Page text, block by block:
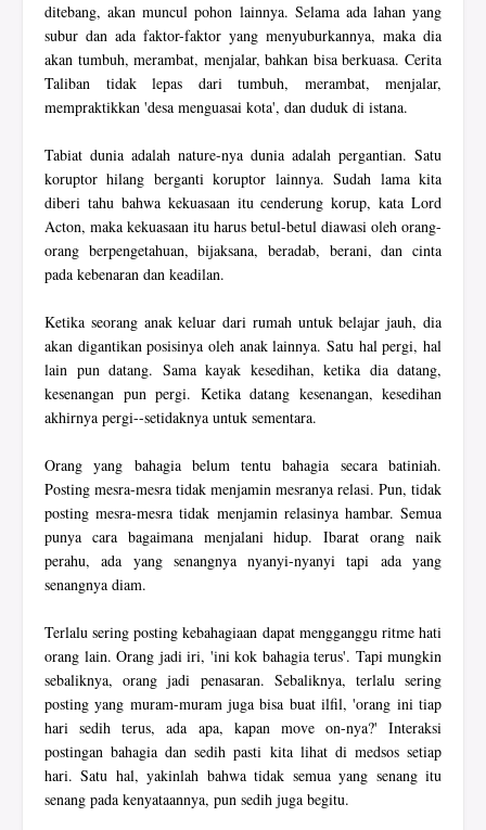
ditebang, akan muncul pohon lainnya. Selama ada lahan yang
subur dan ada faktor-faktor yang menyuburkannya, maka dia
akan tumbuh, merambat, menjalar, bahkan bisa berkuasa. Cerita
Taliban tidak lepas dari tumbuh, merambat, menjalar,
mempraktikkan 'desa menguasai kota', dan duduk di istana.
Tabiat dunia adalah nature-nya dunia adalah pergantian. Satu
koruptor hilang berganti koruptor lainnya. Sudah lama kita
diberi tahu bahwa kekuasaan itu cenderung korup, kata Lord
Acton, maka kekuasaan itu harus betul-betul diawasi oleh orang-
orang berpengetahuan, bijaksana, beradab, berani, dan cinta
pada kebenaran dan keadilan.
Ketika seorang anak keluar dari rumah untuk belajar jauh, dia
akan digantikan posisinya oleh anak lainnya. Satu hal pergi, hal
lain pun datang. Sama kayak kesedihan, ketika dia datang,
kesenangan pun pergi. Ketika datang kesenangan, kesedihan
akhirnya pergi--setidaknya untuk sementara.
Orang yang bahagia belum tentu bahagia secara batiniah.
Posting mesra-mesra tidak menjamin mesranya relasi. Pun, tidak
posting mesra-mesra tidak menjamin relasinya hambar. Semua
punya cara bagaimana menjalani hidup. Ibarat orang naik
perahu, ada yang senangnya nyanyi-nyanyi tapi ada yang
senangnya diam.
Terlalu sering posting kebahagiaan dapat mengganggu ritme hati
orang lain. Orang jadi iri, 'ini kok bahagia terus'. Tapi mungkin
sebaliknya, orang jadi penasaran. Sebaliknya, terlalu sering
posting yang muram-muram juga bisa buat ilfil, 'orang ini tiap
hari sedih terus, ada apa, kapan move on-nya?' Interaksi
postingan bahagia dan sedih pasti kita lihat di medsos setiap
hari. Satu hal, yakinlah bahwa tidak semua yang senang itu
senang pada kenyataannya, pun sedih juga begitu.